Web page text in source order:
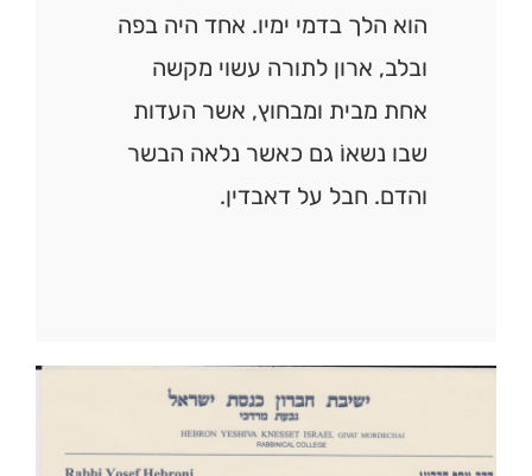
הוא הלך בדמי ימיו. אחד היה בפה
ובלב, ארון לתורה עשוי מקשה
אחת מבית ומבחוץ, אשר העדות
שבו נשאוֹ גם כאשר נלאה הבשר
והדם. חבל על דאבדין.